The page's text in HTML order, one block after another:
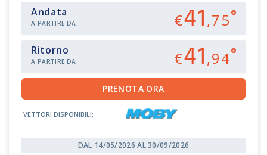
Andata
A PARTIRE DA: €41,75
Ritorno
A PARTIRE DA: €41,94
VETTORI DISPONIBILI:
DAL 14/05/2026 AL 30/09/2026